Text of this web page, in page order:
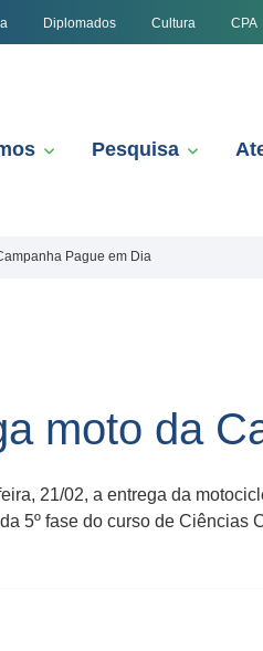
Diplomados Cultura CPA
Pesquisa
Pague em Dia
moto da
21/02, a entrega da
5º fase do curso de